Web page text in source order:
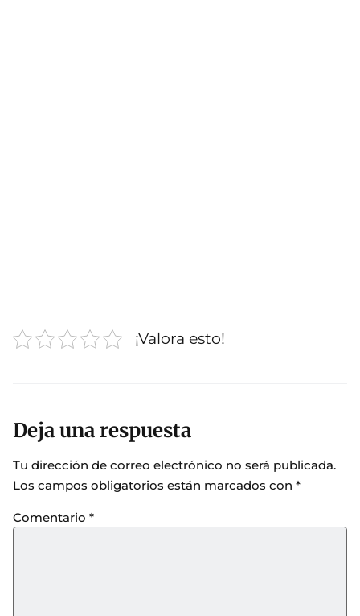
¡Valora esto!
Deja una respuesta
Tu dirección de correo electrónico no será publicada.
Los campos obligatorios están marcados con *
Comentario *